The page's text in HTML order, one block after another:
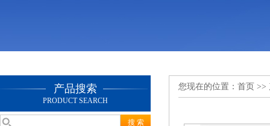
产品搜索
PRODUCT SEARCH
您现在的位置： 首页 >>